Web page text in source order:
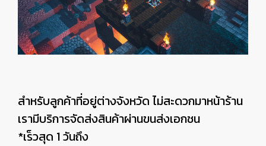
สำหรับลูกค้าที่อยู่ต่างจังหวัด ไม่สะดวกมาหน้าร้าน
เรามีบริการจัดส่งสินค้าผ่านขนส่งเอกชน
*เร็วสุด 1 วันถึง